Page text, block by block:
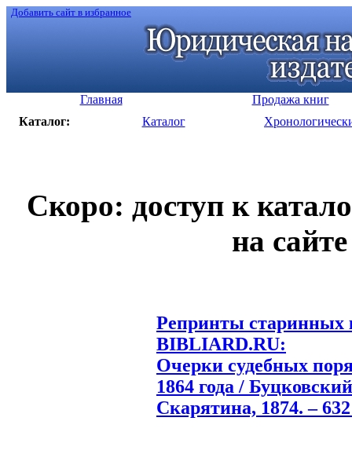
Добавить сайт в избранное
Главная
Продажа книг
Каталог:
Каталог
Скоро: доступ к
на
Репринты старинных
BIBLIARD.RU:
Очерки судебных
1864 года /
Скарятина, 1874. –